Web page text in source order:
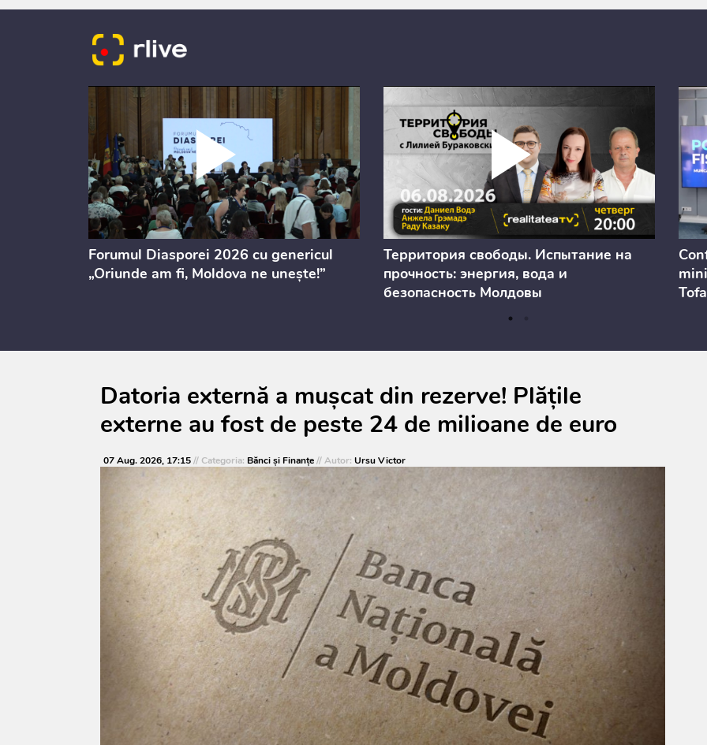
Forumul Diasporei 2026 cu genericul
„Oriunde am fi, Moldova ne unește!”
Территория свободы. Испытание на
прочность: энергия, вода и
безопасность Молдовы
Datoria externă a mușcat din rezerve! Plățile
externe au fost de peste 24 de milioane de euro
07 Aug. 2026, 17:15// Categoria: Bănci şi Finanţe// Autor: Ursu Victor